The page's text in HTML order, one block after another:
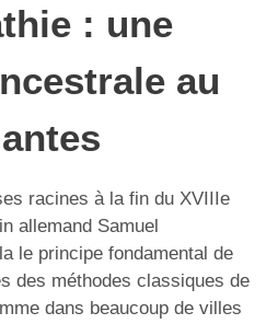
: une
au
racines à la fin du XVIIIe
allemand Samuel
le principe fondamental de
des méthodes classiques de
dans beaucoup de villes